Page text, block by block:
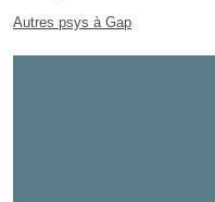
Autres psys à Gap